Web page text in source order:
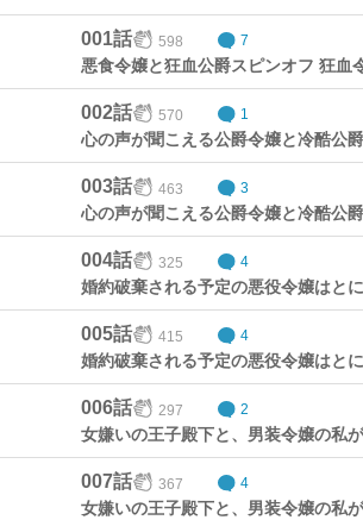
001話 598 7
002話 570 1
心の声が聞こえる公爵令嬢と冷酷公
003話 463 3
心の声が聞こえる公爵令嬢と冷酷公
004話 325 4
005話 415 4
006話 297 2
007話 367 4